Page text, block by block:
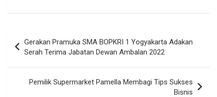
pos
Gerakan Pramuka SMA BOPKRI 1 Yogyakarta Adakan
Serah Terima Jabatan Dewan Ambalan 2022
Pemilik Supermarket Pamella Membagi Tips Sukses
Bisnis